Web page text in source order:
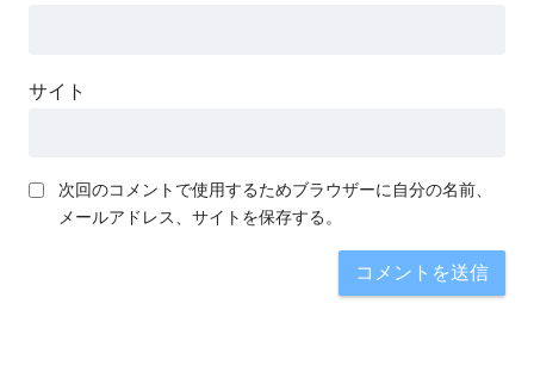
サイト
次回のコメントで使用するためブラウザーに自分の名前、
メールアドレス、サイトを保存する。